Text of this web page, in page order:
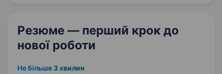
Резюме — перший крок до
нової роботи
Не більше 3 хвилин